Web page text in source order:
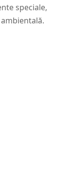
speciale,